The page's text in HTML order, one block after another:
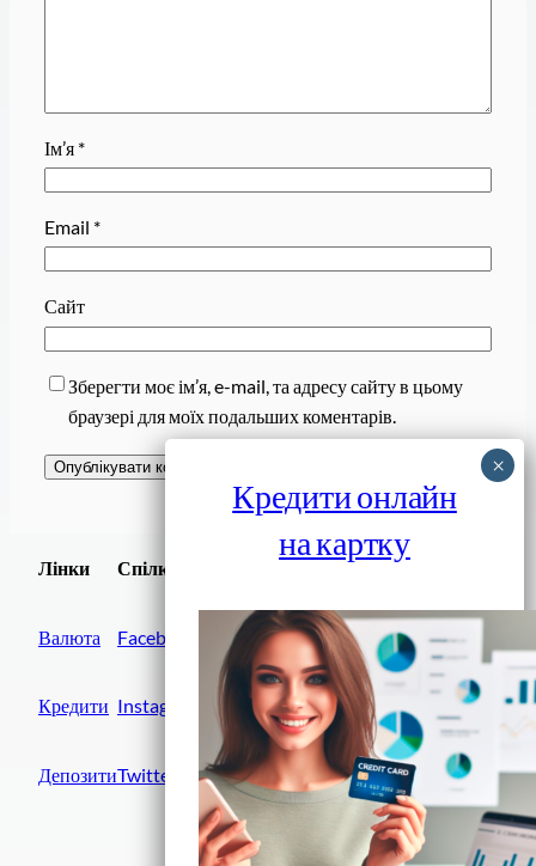
Ім’я *
Email *
Сайт
Зберегти моє ім’я, e-mail, та адресу сайту в цьому
браузері для моїх подальших коментарів.
Лінки
Валюта
Кредити
Депозити
Спілки
Facebook
Instagram
Twitter
Завантажити
Фінанси IN UA
Кредити онлайн
на картку